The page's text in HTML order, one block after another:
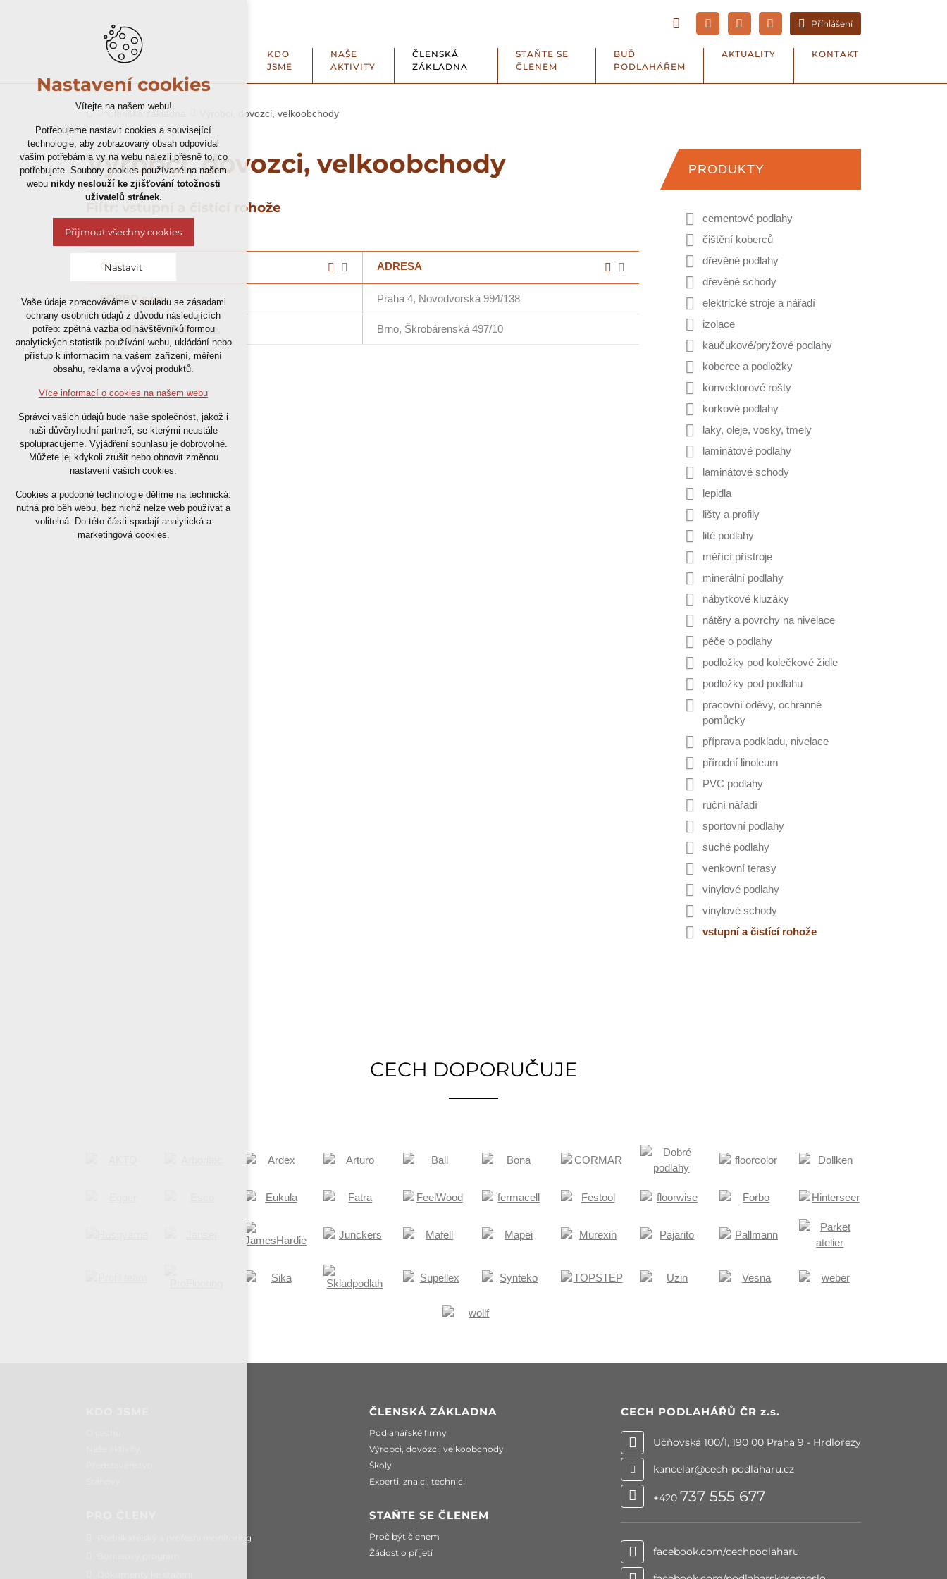
Příhlášení
KDO
JSME
NAŠE
AKTIVITY
ČLENSKÁ
ZÁKLADNA
STAŇTE SE
ČLENEM
BUĎ
PODLAHÁŘEM
AKTUALITY KONTAKT
Výrobci, dovozci, velkoobchody
Výrobci, dovozci, velkoobchody
Filtr: vstupní a čistící rohože
ČLEN ADRESA
FORBO s.r.o. Praha 4, Novodvorská 994/138
DOBRÉ PODLAHY s.r.o. Brno, Škrobárenská 497/10
PRODUKTY
cementové podlahy
čištění koberců
dřevěné podlahy
dřevěné schody
elektrické stroje a nářadí
izolace
kaučukové/pryžové podlahy
koberce a podložky
konvektorové rošty
korkové podlahy
laky, oleje, vosky, tmely
laminátové podlahy
laminátové schody
lepidla
lišty a profily
lité podlahy
měřící přístroje
minerální podlahy
nábytkové kluzáky
nátěry a povrchy na nivelace
péče o podlahy
podložky pod kolečkové židle
podložky pod podlahu
pracovní oděvy, ochranné
pomůcky
příprava podkladu, nivelace
přírodní linoleum
PVC podlahy
ruční nářadí
sportovní podlahy
suché podlahy
venkovní terasy
vinylové podlahy
vinylové schody
vstupní a čistící rohože
CECH DOPORUČUJE
Podnikatelský a profesní monitoring
ČLENSKÁ ZÁKLADNA
Podlahářské firmy
Výrobci, dovozci, velkoobchody
Školy
Experti, znalci, technici
STAŇTE SE ČLENEM
Proč být členem
Žádost o přijetí
CECH PODLAHÁŘŮ ČR z.s.
Učňovská 100/1, 190 00 Praha 9 - Hrdlořezy
kancelar@cech-podlaharu.cz
+420 737 555 677
facebook.com/cechpodlaharu
Nastavení cookies
Vítejte na našem webu!
Potřebujeme nastavit cookies a související
technologie, aby zobrazovaný obsah odpovídal
vašim potřebám a vy na webu nalezli přesně to, co
potřebujete. Soubory cookies používané na našem
webu nikdy neslouží ke zjišťování totožnosti
uživatelů stránek.
Přijmout všechny cookies
Nastavit
Technická cookies
nutná pro provozování webu
udržení kontextu stránek (session):
případná přihlášení, volby jazyka, apod.
Volitelná cookies
vyhodnocení návštěvnosti
marketingová cookies (Google)
Více informací o cookies na našem webu
Přijmout všechny cookies
Vaše údaje zpracováváme v souladu se zásadami
ochrany osobních údajů z důvodu následujících
potřeb: zpětná vazba od návštěvníků formou
analytických statistik používání webu, ukládání nebo
přístup k informacím na vašem zařízení, měření
obsahu, reklama a vývoj produktů.
Více informací o cookies na našem webu
Správci vašich údajů bude naše společnost, jakož i
naši důvěryhodní partneři, se kterými neustále
spolupracujeme. Vyjádření souhlasu je dobrovolné.
Můžete jej kdykoli zrušit nebo obnovit změnou
nastavení vašich cookies.
Cookies a podobné technologie dělíme na technická:
nutná pro běh webu, bez nichž nelze web používat a
volitelná. Do této části spadají analytická a
marketingová cookies.